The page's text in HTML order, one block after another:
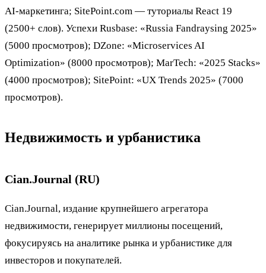
AI-маркетинга; SitePoint.com — туториалы React 19
(2500+ слов). Успехи Rusbase: «Russia Fandraysing 2025»
(5000 просмотров); DZone: «Microservices AI
Optimization» (8000 просмотров); MarTech: «2025 Stacks»
(4000 просмотров); SitePoint: «UX Trends 2025» (7000
просмотров).
Недвижимость и урбанистика
Cian.Journal (RU)
Cian.Journal, издание крупнейшего агрегатора
недвижимости, генерирует миллионы посещений,
фокусируясь на аналитике рынка и урбанистике для
инвесторов и покупателей.